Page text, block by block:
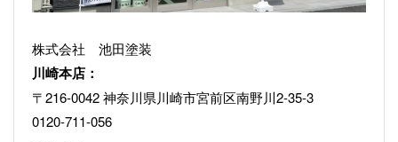
株式会社 池田塗装
川崎本店：
〒216-0042 神奈川県川崎市宮前区南野川2-35-3
0120-711-056